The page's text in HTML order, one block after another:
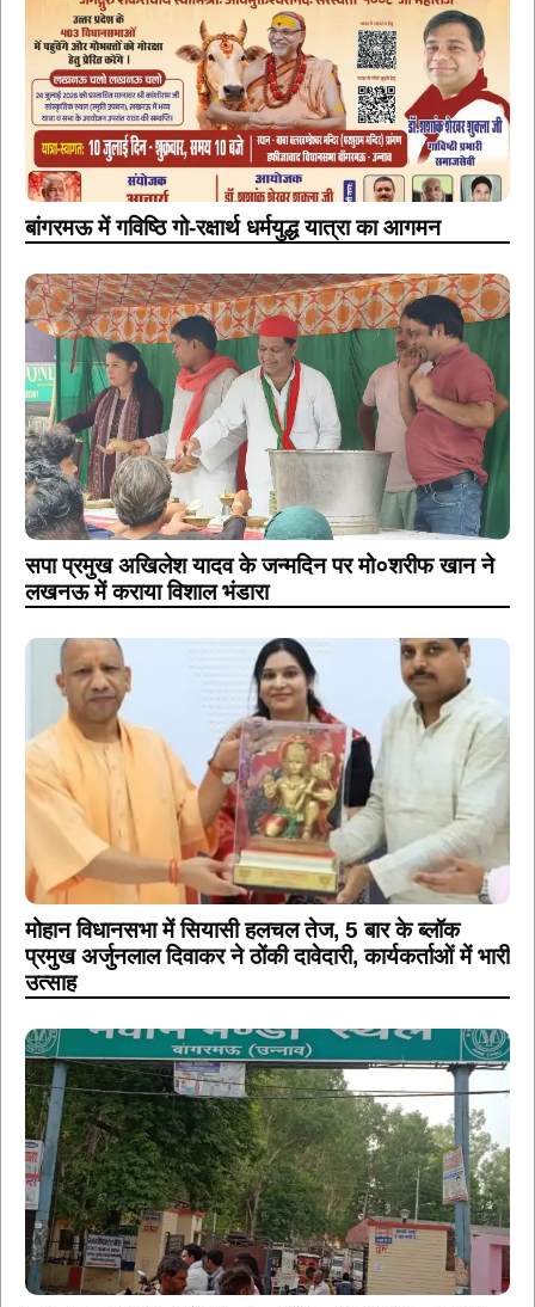
बांगरमऊ में गविष्ठि गो-रक्षार्थ धर्मयुद्ध यात्रा का आगमन
सपा प्रमुख अखिलेश यादव के जन्मदिन पर मो०शरीफ खान ने
लखनऊ में कराया विशाल भंडारा
मोहान विधानसभा में सियासी हलचल तेज, 5 बार के ब्लॉक
प्रमुख अर्जुनलाल दिवाकर ने ठोंकी दावेदारी, कार्यकर्ताओं में भारी
उत्साह